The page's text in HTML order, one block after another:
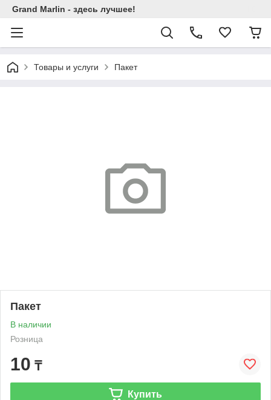
Grand Marlin - здесь лучшее!
Товары и услуги Пакет
Пакет
В наличии
Розница
10 ₸
Купить